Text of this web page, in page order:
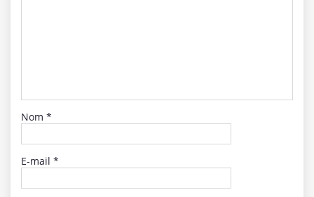
Nom *
E-mail *